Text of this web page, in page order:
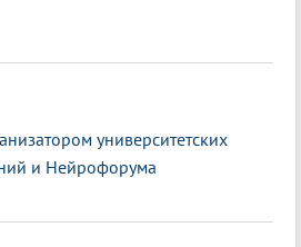
университетских
и Нейрофорума